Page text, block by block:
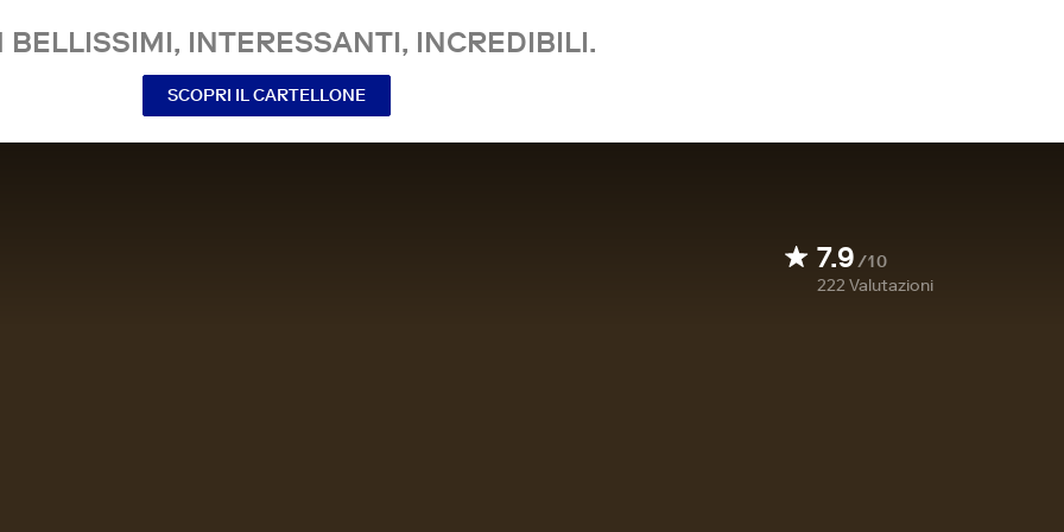
BELLISSIMI, INTERESSANTI, INCREDIBILI.
SCOPRI IL CARTELLONE
7.9/10
222Valutazioni